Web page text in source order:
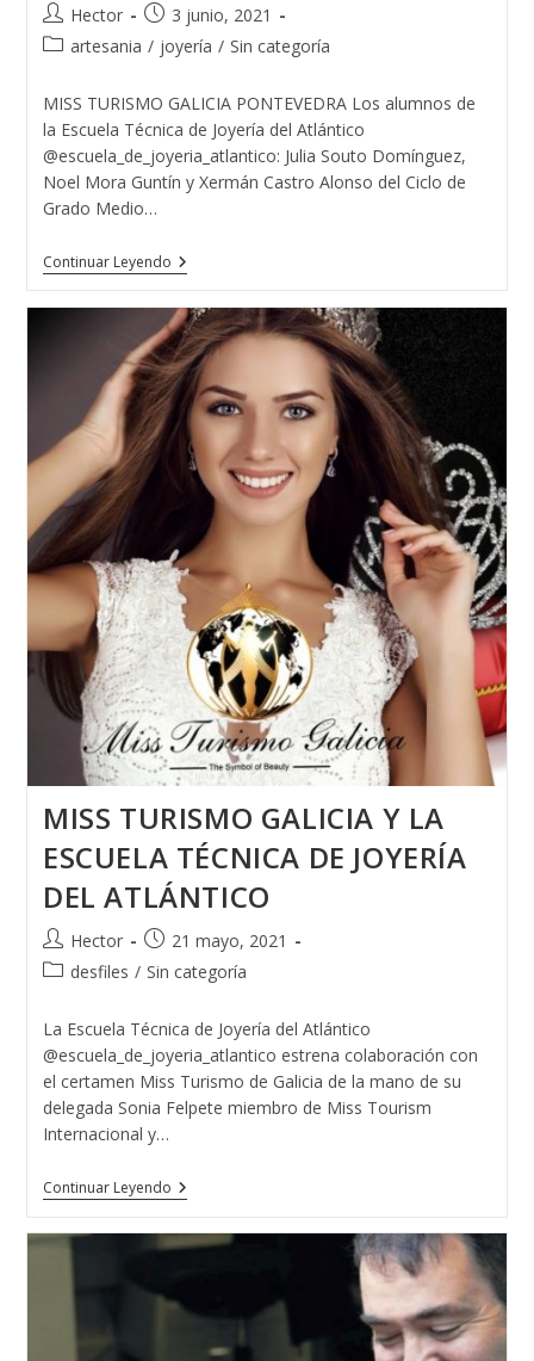
Autor
de
Hector
Publicación
de
3 junio, 2021
Categoría
la
entrada:
artesania / joyería / Sin categoría
MISS TURISMO GALICIA PONTEVEDRA Los alumnos de
la Escuela Técnica de Joyería del Atlántico
@escuela_de_joyeria_atlantico: Julia Souto Domínguez,
Noel Mora Guntín y Xermán Castro Alonso del Ciclo de
Grado Medio…
Continuar LeyendoMISS
TURISMO
PONTEVEDRA
MISS TURISMO GALICIA Y LA
ESCUELA TÉCNICA DE JOYERÍA
DEL ATLÁNTICO
Autor
de
Hector
Publicación
de
21 mayo, 2021
Categoría
la
entrada:
desfiles / Sin categoría
La Escuela Técnica de Joyería del Atlántico
@escuela_de_joyeria_atlantico estrena colaboración con
el certamen Miss Turismo de Galicia de la mano de su
delegada Sonia Felpete miembro de Miss Tourism
Internacional y…
Continuar LeyendoMISS
TURISMO
Y
TÉCNICA
DE